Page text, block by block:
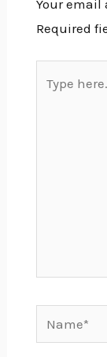
Your email
Required
here..